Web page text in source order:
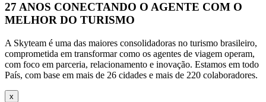
27 ANOS CONECTANDO O AGENTE COM O
MELHOR DO TURISMO
A Skyteam é uma das maiores consolidadoras no turismo brasileiro,
comprometida em transformar como os agentes de viagem operam,
com foco em parceria, relacionamento e inovação. Estamos em todo
País, com base em mais de 26 cidades e mais de 220 colaboradores.
x